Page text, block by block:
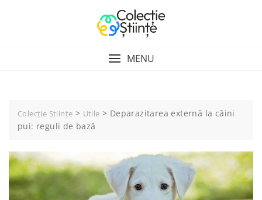
MENU
Colecție Științe > Utile > Deparazitarea externă la câini
pui: reguli de bază